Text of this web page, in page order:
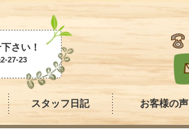
さい！
27-23
スタッフ日記 お客様の声